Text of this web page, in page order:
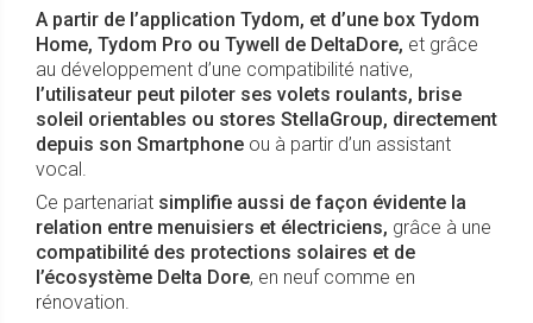
A partir de l’application Tydom, et d’une box Tydom
Home, Tydom Pro ou Tywell de DeltaDore, et grâce
au développement d’une compatibilité native,
l’utilisateur peut piloter ses volets roulants, brise
soleil orientables ou stores StellaGroup, directement
depuis son Smartphone ou à partir d’un assistant
vocal.
Ce partenariat simplifie aussi de façon évidente la
relation entre menuisiers et électriciens, grâce à une
compatibilité des protections solaires et de
l’écosystème Delta Dore, en neuf comme en
rénovation.